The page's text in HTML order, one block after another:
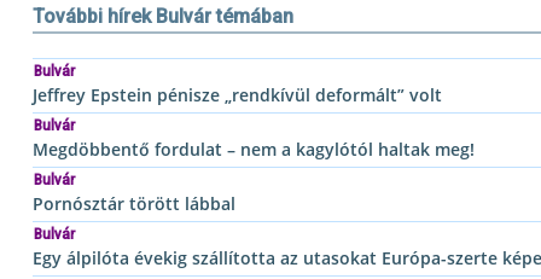
További hírek Bulvár témában
Bulvár
Jeffrey Epstein pénisze „rendkívül deformált” volt
Bulvár
Megdöbbentő fordulat – nem a kagylótól haltak meg!
Bulvár
Pornósztár törött lábbal
Bulvár
Egy álpilóta évekig szállította az utasokat Európa-szerte